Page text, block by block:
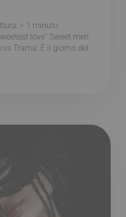
< 1 minuto
love” Sweet men
Trama: È il giorno del